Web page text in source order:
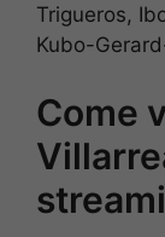
Trigueros,
Kubo-
Come